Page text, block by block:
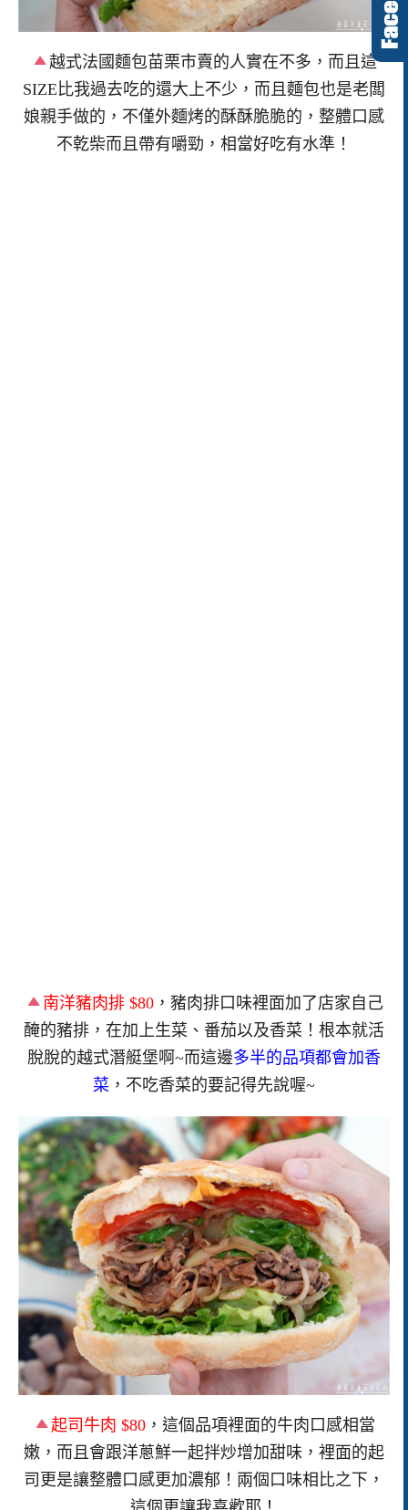
越式法國麵包苗栗市賣的人實在不多，而且這
SIZE比我過去吃的還大上不少，而且麵包也是老闆
娘親手做的，不僅外麵烤的酥酥脆脆的，整體口感
不乾柴而且帶有嚼勁，相當好吃有水準！
南洋豬肉排 $80 ，豬肉排口味裡面加了店家自己
醃的豬排，在加上生菜、番茄以及香菜！根本就活
脫脫的越式潛艇堡啊~而這邊多半的品項都會加香
菜 ，不吃香菜的要記得先說喔~
起司牛肉 $80 ，這個品項裡面的牛肉口感相當
嫩，而且會跟洋蔥鮮一起拌炒增加甜味，裡面的起
司更是讓整體口感更加濃郁！兩個口味相比之下，